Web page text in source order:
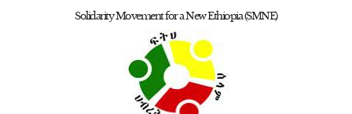
Solidarity Movement for a New Ethiopia (SMNE)